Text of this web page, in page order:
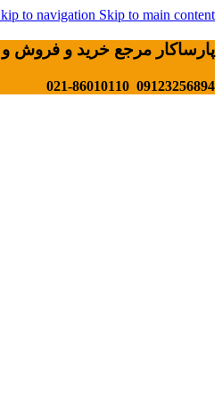
to navigation Skip to main content
پارساکار مرجع خرید و فروش
09123256894 021-86010110